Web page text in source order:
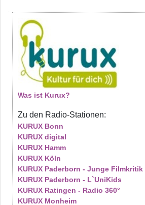
Was ist Kurux?
Zu den Radio-Stationen:
KURUX Bonn
KURUX digital
KURUX Hamm
KURUX Köln
KURUX Paderborn - Junge Filmkritik
KURUX Paderborn - L`UniKids
KURUX Ratingen - Radio 360°
KURUX Monheim